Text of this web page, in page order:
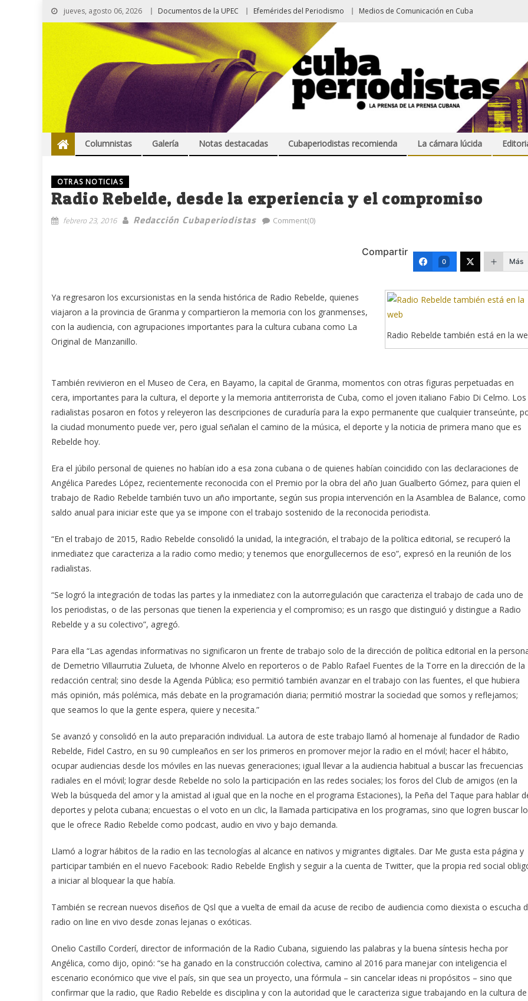
jueves, agosto 06, 2026 Documentos de la UPEC Efemérides del Periodismo Medios de Comunicación en Cuba
Columnistas Galería Notas destacadas Cubaperiodistas recomienda La cámara lúcida
OTRAS NOTICIAS
Radio Rebelde, desde la experiencia y el compromiso
febrero 23, 2016 Redacción Cubaperiodistas Comment(0)
Compartir
0 Más
Radio Rebelde también está en la
Ya regresaron los excursionistas en la senda histórica de Radio Rebelde, quienes
viajaron a la provincia de Granma y compartieron la memoria con los granmenses,
con la audiencia, con agrupaciones importantes para la cultura cubana como La
Original de Manzanillo.
También revivieron en el Museo de Cera, en Bayamo, la capital de Granma, momentos con otras figuras perpetuadas en
cera, importantes para la cultura, el deporte y la memoria antiterrorista de Cuba, como el joven italiano Fabio Di Celmo. Los
radialistas posaron en fotos y releyeron las descripciones de curaduría para la expo permanente que cualquier transeúnte,
la ciudad monumento puede ver, pero igual señalan el camino de la música, el deporte y la noticia de primera mano que es
Rebelde hoy.
Era el júbilo personal de quienes no habían ido a esa zona cubana o de quienes habían coincidido con las declaraciones de
Angélica Paredes López, recientemente reconocida con el Premio por la obra del año Juan Gualberto Gómez, para quien el
trabajo de Radio Rebelde también tuvo un año importante, según sus propia intervención en la Asamblea de Balance, como
saldo anual para iniciar este que ya se impone con el trabajo sostenido de la reconocida periodista.
“En el trabajo de 2015, Radio Rebelde consolidó la unidad, la integración, el trabajo de la política editorial, se recuperó la
inmediatez que caracteriza a la radio como medio; y tenemos que enorgullecernos de eso”, expresó en la reunión de los
radialistas.
“Se logró la integración de todas las partes y la inmediatez con la autorregulación que caracteriza el trabajo de cada uno de
los periodistas, o de las personas que tienen la experiencia y el compromiso; es un rasgo que distinguió y distingue a Radio
Rebelde y a su colectivo”, agregó.
Para ella “Las agendas informativas no significaron un frente de trabajo solo de la dirección de política editorial en la
de Demetrio Villaurrutia Zulueta, de Ivhonne Alvelo en reporteros o de Pablo Rafael Fuentes de la Torre en la dirección de la
redacción central; sino desde la Agenda Pública; eso permitió también avanzar en el trabajo con las fuentes, el que hubiera
más opinión, más polémica, más debate en la programación diaria; permitió mostrar la sociedad que somos y reflejamos;
que seamos lo que la gente espera, quiere y necesita.”
Se avanzó y consolidó en la auto preparación individual. La autora de este trabajo llamó al homenaje al fundador de Radio
Rebelde, Fidel Castro, en su 90 cumpleaños en ser los primeros en promover mejor la radio en el móvil; hacer el hábito,
ocupar audiencias desde los móviles en las nuevas generaciones; igual llevar a la audiencia habitual a buscar las frecuencias
radiales en el móvil; lograr desde Rebelde no solo la participación en las redes sociales; los foros del Club de amigos (en la
Web la búsqueda del amor y la amistad al igual que en la noche en el programa Estaciones), la Peña del Taque para hablar
deportes y pelota cubana; encuestas o el voto en un clic, la llamada participativa en los programas, sino que logren buscar lo
que le ofrece Radio Rebelde como podcast, audio en vivo y bajo demanda.
Llamó a lograr hábitos de la radio en las tecnologías al alcance en nativos y migrantes digitales. Dar Me gusta esta página y
participar también en el nuevo Facebook: Radio Rebelde English y seguir a la cuenta de Twitter, que la propia red social
a iniciar al bloquear la que había.
También se recrean nuevos diseños de Qsl que a vuelta de email da acuse de recibo de audiencia como diexista o escucha
radio on line en vivo desde zonas lejanas o exóticas.
Onelio Castillo Corderí, director de información de la Radio Cubana, siguiendo las palabras y la buena síntesis hecha por
Angélica, como dijo, opinó: “se ha ganado en la construcción colectiva, camino al 2016 para manejar con inteligencia el
escenario económico que vive el país, sin que sea un proyecto, una fórmula – sin cancelar ideas ni propósitos – sino que
confirmar que la radio, que Radio Rebelde es disciplina y con la autoridad que le caracteriza sigue trabajando en la cultura de